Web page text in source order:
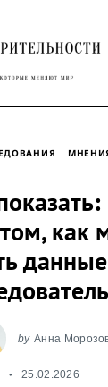
как
by Анна
25.02.2026